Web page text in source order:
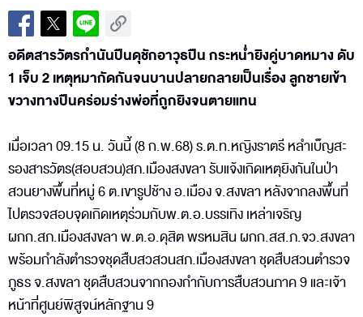
อดีตสารวัตรกำนันปืนดุชักอาวุธปืน กระหน่ำยิงคู่บาดหมาง ดับ
1 เจ็บ 2 เหตุหมากัดกันจนบานปลายกลายเป็นเรื่อง ลูกชายเข้า
ขวางทางปืนคร่อมร่างพ่อที่ถูกยิงจนตายแทน
เมื่อเวลา 09.15 น. วันนี้ (8 ก.พ.68) ร.ต.ท.หญิงราตรี หลำเบ็ญสะ
รองสารวัตร(สอบสวน)สภ.เมืองสงขลา รับแจ้งเกิดเหตุยิงกันในป่า
สวนยางพื้นที่หมู่ 6 ต.เขารูปช้าง อ.เมือง จ.สงขลา หลังจากลงพื้นที่
ไปตรวจสอบจุดเกิดเหตุร่วมกับพ.ต.อ.บรรเทิง เหล่าเจริญ
ผกก.สภ.เมืองสงขลา พ.ต.อ.ดุสิต พรหมสิน ผกก.สส.ภ.จว.สงขลา
พร้อมกำลังตำรวจชุดสืบสวสวนสภ.เมืองสงขลา ชุดสืบสวนตำรวจ
ภูธร จ.สงขลา ชุดสืบสวนจากกองกำกับการสืบสวนภาค 9 และเจ้า
หน้าที่ศูนย์พิสูจน์หลักฐาน 9